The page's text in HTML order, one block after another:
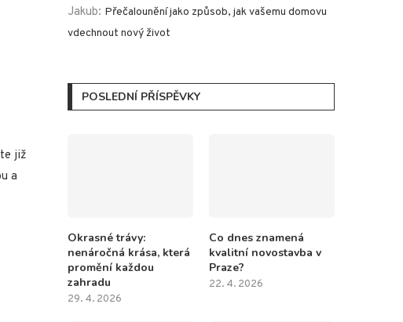
již
a
Jakub: Přečalounění jako způsob, jak vašemu domovu
vdechnout nový život
POSLEDNÍ PŘÍSPĚVKY
Okrasné trávy:
nenáročná krása, která
promění každou
zahradu
29. 4. 2026
Co dnes znamená
kvalitní novostavba v
Praze?
22. 4. 2026